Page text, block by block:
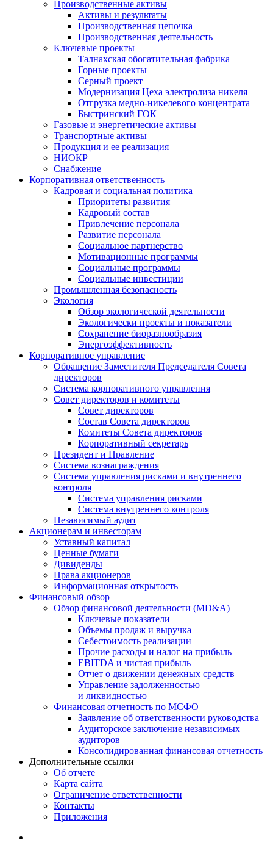
Производственные активы
Активы и результаты
Производственная цепочка
Производственная деятельность
Ключевые проекты
Талнахская обогатительная фабрика
Горные проекты
Серный проект
Модернизация Цеха электролиза никеля
Отгрузка медно-никелевого концентрата
Быстринский ГОК
Газовые и энергетические активы
Транспортные активы
Продукция и ее реализация
НИОКР
Снабжение
Корпоративная ответственность
Кадровая и социальная политика
Приоритеты развития
Кадровый состав
Привлечение персонала
Развитие персонала
Социальное партнерство
Мотивационные программы
Социальные программы
Социальные инвестиции
Промышленная безопасность
Экология
Обзор экологической деятельности
Экологически проекты и показатели
Сохранение биоразнообразия
Энергоэффективность
Корпоративное управление
Обращение Заместителя Председателя Совета
директоров
Система корпоративного управления
Совет директоров и комитеты
Совет директоров
Состав Совета директоров
Комитеты Совета директоров
Корпоративный секретарь
Президент и Правление
Система вознаграждения
Система управления рисками и внутреннего
контроля
Система управления рисками
Система внутреннего контроля
Независимый аудит
Акционерам и инвесторам
Уставный капитал
Ценные бумаги
Дивиденды
Права акционеров
Информационная открытость
Финансовый обзор
Обзор финансовой деятельности (MD&A)
Ключевые показатели
Объемы продаж и выручка
Себестоимость реализации
Прочие расходы и налог на прибыль
EBITDA и чистая прибыль
Отчет о движении денежных средств
Управление задолженностью
и ликвидностью
Финансовая отчетность по МСФО
Заявление об ответственности руководства
Аудиторское заключение независимых
аудиторов
Консолидированная финансовая отчетность
Дополнительные ссылки
Об отчете
Карта сайта
Ограничение ответственности
Контакты
Приложения